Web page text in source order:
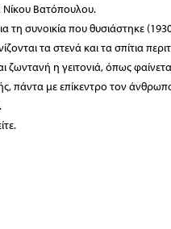
Βατόπουλου.
τη συνοικία που θυσιάστηκε
τα στενά και τα σπίτια
ζωντανή η γειτονιά, όπως
πάντα με επίκεντρο τον